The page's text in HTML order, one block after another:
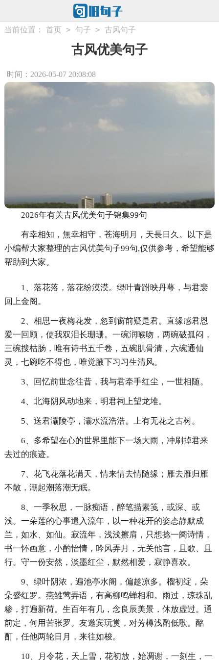
当前位置： 首页 > 句子 > 古风句子
古风优美句子
时间：2026-05-07 20:08:08
2026年有关古风优美句子锦集99句
有幸相知，無幸相守，苍海明月，天長日久。以下是
小编帮大家整理的古风优美句子99句,仅供参考，希望能够
帮助到大家。
1、落花落，落花纷漠漠。绿叶青跗映丹萼，与君裴
回上金阁。
2、相思一夜梅花发，忽到窗前疑是君。直缘感君恩
爱一回顾，使我双泪长珊珊。一碗润喉吻，两碗破孤闷，
三碗搜枯肠，唯有诗书五千卷，五碗肌骨清，六碗通仙
灵，七碗吃不得也，唯觉腋下习习生清风。
3、回忆前世念往昔，我与君牵手红尘，一世相随。
4、北海阴风动地来，明君祠上望龙堆。
5、送君灞陵亭，灞水流浩浩。上有无花之古树。
6、多希望在心的世界里能下一场大雨，冲刷掉君来
去过的痕迹。
7、花飞花落花满天，情来情去情随缘；雁去雁归雁
不散，潮起潮落潮无眠。
8、一季秋思，一脉痴语，醉笔描素笺，或深、或
浅。一朵莲的心事遣入流年，以一种花开的姿态静默成
兰，如水、如仙。寂流年，浅浅擦肩，只想捻一阕诗情，
书一怀画意，小酌怡情，吟风弄月，无关他言，且歌、且
行。守一份安然，淡墨红尘，默然相爱，寂静喜欢。
9、绿叶阴浓，遍池亭水阁，偏趁凉多。榴初绽，朵
朵蹙红罗。燕雏莺弄语，有高柳鸣蝉相和。雨过，琼珠乱
糁，打遍新荷。生百年有几，念良辰美景，休放虚过。通
前定，何用苦张罗。友邀宾玩赏，对芳樽浅酌低歌。酩
酊，任他两轮日月，来往如梭。
10、月令花，天上雪，花初放，始凋谢，一刻生，一